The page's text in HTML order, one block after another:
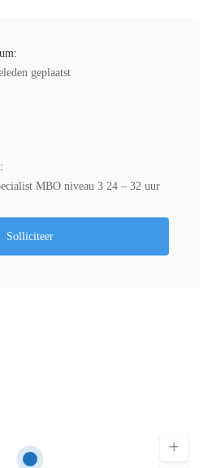
geplaatst
MBO niveau 3 24 – 32 uur
Solliciteer